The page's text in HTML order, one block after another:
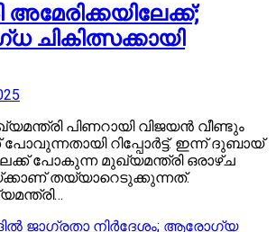
ചികിത്സക്കായി
പിണറായി വിജയൻ വീണ്ടും
പോവുന്നതായി റിപ്പോർട്ട്. ഇന്ന് ദുബായ്
പോകുന്ന മുഖ്യമന്ത്രി ഒരാഴ്ച
തയ്യാറെടുക്കുന്നത്.